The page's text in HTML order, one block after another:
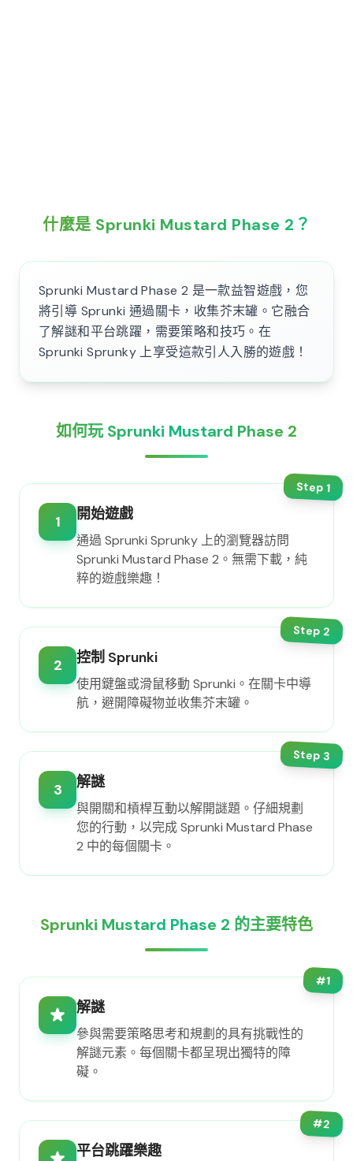
什麼是 Sprunki Mustard Phase 2？
Sprunki Mustard Phase 2 是一款益智遊戲，您
將引導 Sprunki 通過關卡，收集芥末罐。它融合
了解謎和平台跳躍，需要策略和技巧。在
Sprunki Sprunky 上享受這款引人入勝的遊戲！
如何玩 Sprunki Mustard Phase 2
Step1
1 開始遊戲
通過 Sprunki Sprunky 上的瀏覽器訪問
Sprunki Mustard Phase 2。無需下載，純
粹的遊戲樂趣！
Step2
2 控制 Sprunki
使用鍵盤或滑鼠移動 Sprunki。在關卡中導
航，避開障礙物並收集芥末罐。
Step3
3 解謎
與開關和槓桿互動以解開謎題。仔細規劃
您的行動，以完成 Sprunki Mustard Phase
2 中的每個關卡。
Sprunki Mustard Phase 2 的主要特色
#1
解謎
參與需要策略思考和規劃的具有挑戰性的
解謎元素。每個關卡都呈現出獨特的障
礙。
#2
平台跳躍樂趣